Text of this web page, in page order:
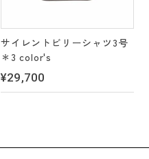
サイレントビリーシャツ3号
＊3 color's
¥29,700